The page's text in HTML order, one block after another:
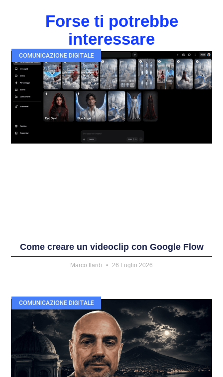
Forse ti potrebbe
interessare
COMUNICAZIONE DIGITALE
Come creare un videoclip con Google Flow
Marco Ilardi 26 Luglio 2026
COMUNICAZIONE DIGITALE